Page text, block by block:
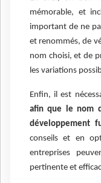
mémorable, et
important de ne
et renommés, de
nom choisi, et de
les variations
Enfin, il est
afin que le nom
développement
conseils et en
entreprises
pertinente et